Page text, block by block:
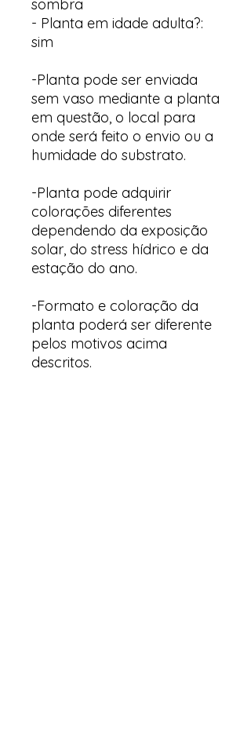
sombra
- Planta em idade adulta?:
sim
-Planta pode ser enviada
sem vaso mediante a planta
em questão, o local para
onde será feito o envio ou a
humidade do substrato.
-Planta pode adquirir
colorações diferentes
dependendo da exposição
solar, do stress hídrico e da
estação do ano.
-Formato e coloração da
planta poderá ser diferente
pelos motivos acima
descritos.